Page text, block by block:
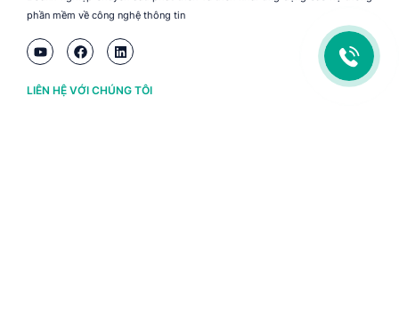
phần mềm về công nghệ thông tin
LIÊN HỆ VỚI CHÚNG TÔI